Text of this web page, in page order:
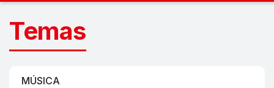
Temas
MÚSICA